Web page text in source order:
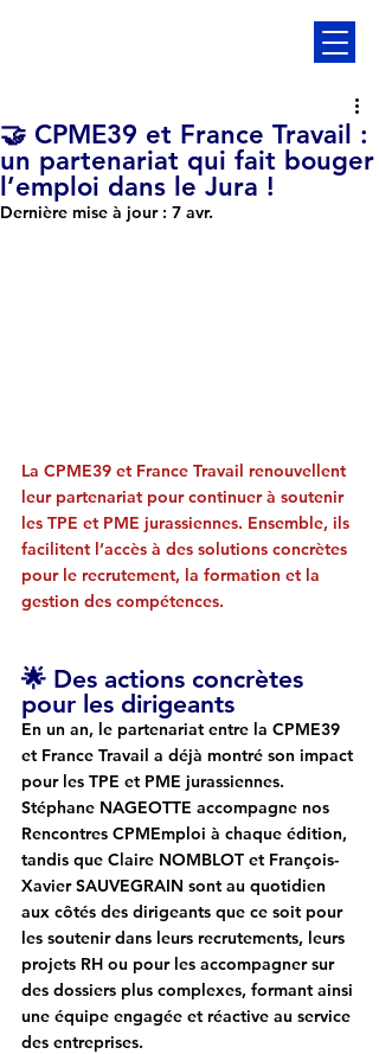
🤝 CPME39 et France Travail :
un partenariat qui fait bouger
l’emploi dans le Jura !
Dernière mise à jour : 7 avr.
La CPME39 et France Travail renouvellent
leur partenariat pour continuer à soutenir
les TPE et PME jurassiennes. Ensemble, ils
facilitent l’accès à des solutions concrètes
pour le recrutement, la formation et la
gestion des compétences.
🌟 Des actions concrètes
pour les dirigeants
En un an, le partenariat entre la CPME39
et France Travail a déjà montré son impact
pour les TPE et PME jurassiennes.
Stéphane NAGEOTTE accompagne nos
Rencontres CPMEmploi à chaque édition,
tandis que Claire NOMBLOT et François-
Xavier SAUVEGRAIN sont au quotidien
aux côtés des dirigeants que ce soit pour
les soutenir dans leurs recrutements, leurs
projets RH ou pour les accompagner sur
des dossiers plus complexes, formant ainsi
une équipe engagée et réactive au service
des entreprises.